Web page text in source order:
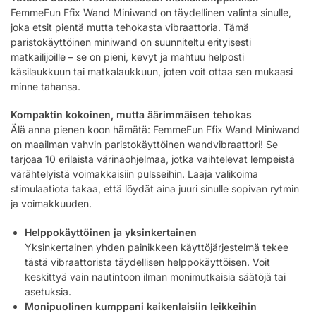
FemmeFun Ffix Wand Miniwand on täydellinen valinta sinulle,
joka etsit pientä mutta tehokasta vibraattoria. Tämä
paristokäyttöinen miniwand on suunniteltu erityisesti
matkailijoille – se on pieni, kevyt ja mahtuu helposti
käsilaukkuun tai matkalaukkuun, joten voit ottaa sen mukaasi
minne tahansa.
Kompaktin kokoinen, mutta äärimmäisen tehokas
Älä anna pienen koon hämätä: FemmeFun Ffix Wand Miniwand
on maailman vahvin paristokäyttöinen wandvibraattori! Se
tarjoaa 10 erilaista värinäohjelmaa, jotka vaihtelevat lempeistä
värähtelyistä voimakkaisiin pulsseihin. Laaja valikoima
stimulaatiota takaa, että löydät aina juuri sinulle sopivan rytmin
ja voimakkuuden.
Helppokäyttöinen ja yksinkertainen
Yksinkertainen yhden painikkeen käyttöjärjestelmä tekee
tästä vibraattorista täydellisen helppokäyttöisen. Voit
keskittyä vain nautintoon ilman monimutkaisia säätöjä tai
asetuksia.
Monipuolinen kumppani kaikenlaisiin leikkeihin